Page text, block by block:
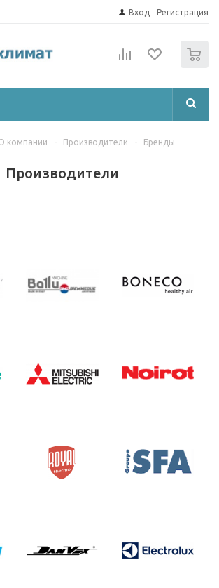
Вход Регистрация
компании - Производители - Бренды
Производители